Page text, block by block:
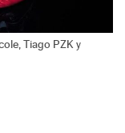
Tiago PZK y